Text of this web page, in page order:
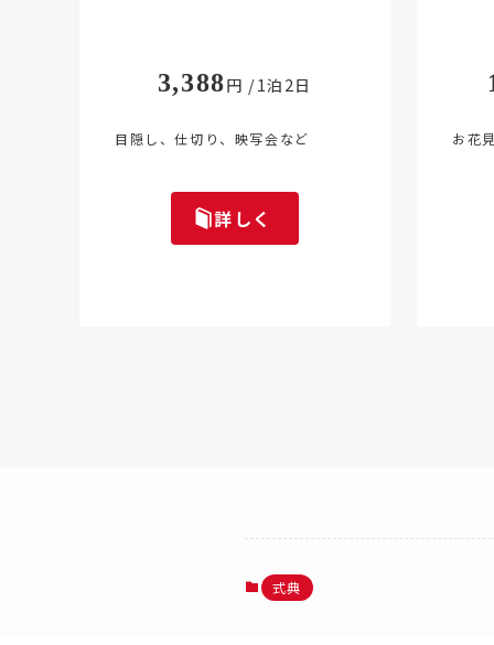
3,388円 /1泊2日
目隠し、仕切り、映写会など
詳しく
お花
式典